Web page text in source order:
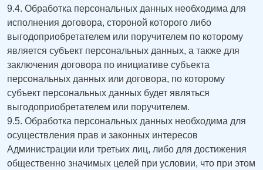
9.4. Обработка персональных данных необходима для
исполнения договора, стороной которого либо
выгодоприобретателем или поручителем по которому
является субъект персональных данных, а также для
заключения договора по инициативе субъекта
персональных данных или договора, по которому
субъект персональных данных будет являться
выгодоприобретателем или поручителем.
9.5. Обработка персональных данных необходима для
осуществления прав и законных интересов
Администрации или третьих лиц, либо для достижения
общественно значимых целей при условии, что при этом